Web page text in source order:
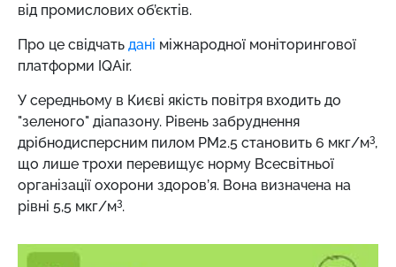
від промислових об’єктів.
Про це свідчать дані міжнародної моніторингової
платформи IQAir.
У середньому в Києві якість повітря входить до
"зеленого" діапазону. Рівень забруднення
дрібнодисперсним пилом РМ2.5 становить 6 мкг/м3,
що лише трохи перевищує норму Всесвітньої
організації охорони здоров’я. Вона визначена на
рівні 5,5 мкг/м3.